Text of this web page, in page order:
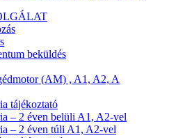
beküldés
(AM) , A1, A2, A
tájékoztató
– 2 éven belüli A1, A2-vel
– 2 éven túli A1, A2-vel